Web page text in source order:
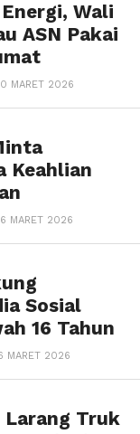
Wali
ASN Pakai
MARET 2026
Keahlian
MARET 2026
Sosial
16 Tahun
MARET 2026
Larang Truk